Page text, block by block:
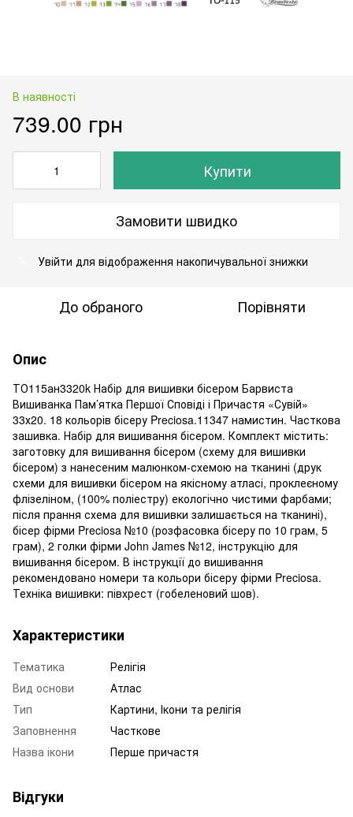
В наявності
739.00 грн
Купити
Замовити швидко
Увійти для відображення накопичувальної знижки
До обраного Порівняти
Опис
ТО115ан3320k Набір для вишивки бісером Барвиста
Вишиванка Пам’ятка Першої Сповіді і Причастя «Сувій»
33х20. 18 кольорів бісеру Preciosa.11347 намистин. Часткова
зашивка. Набір для вишивання бісером. Комплект містить:
заготовку для вишивання бісером (схему для вишивки
бісером) з нанесеним малюнком-схемою на тканині (друк
схеми для вишивки бісером на якісному атласі, проклеєному
флізеліном, (100% поліестру) екологічно чистими фарбами;
після прання схема для вишивки залишається на тканині),
бісер фірми Preciosa №10 (розфасовка бісеру по 10 грам, 5
грам), 2 голки фірми John James №12, інструкцію для
вишивання бісером. В інструкції до вишивання
рекомендовано номери та кольори бісеру фірми Preciosa.
Техніка вишивки: півхрест (гобеленовий шов).
Характеристики
Тематика
Релігія
Вид основи
Атлас
Тип
Картини, Ікони та релігія
Заповнення
Часткове
Назва ікони
Перше причастя
Відгуки